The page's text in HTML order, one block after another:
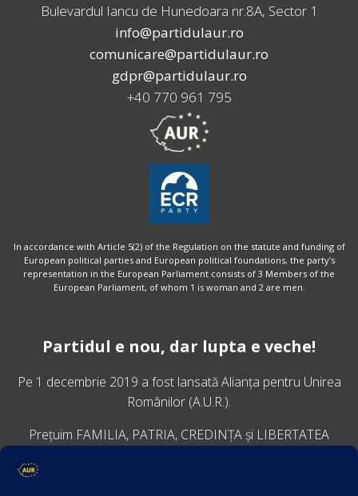
Bulevardul Iancu de Hunedoara nr.8A, Sector 1
info@partidulaur.ro
comunicare@partidulaur.ro
gdpr@partidulaur.ro
+40 770 961 795
In accordance with Article 5(2) of the Regulation on the statute and funding of
European political parties and European political foundations, the party’s
representation in the European Parliament consists of 3 Members of the
European Parliament, of whom 1 is woman and 2 are men.
Partidul e nou, dar lupta e veche!
Pe 1 decembrie 2019 a fost lansatăAlianța pentru Unirea
Românilor (A.U.R.).
Prețuim FAMILIA, PATRIA, CREDINȚA și LIBERTATEA